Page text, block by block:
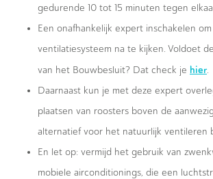
gedurende 10 tot 15 minuten tegen
Een onafhankelijk expert inschakelen
ventilatiesysteem na te kijken. Voldoet
van het Bouwbesluit? Dat check je hier.
Daarnaast kun je met deze expert
plaatsen van roosters boven de
alternatief voor het natuurlijk ventileren
En let op: vermijd het gebruik van
mobiele airconditionings, die een